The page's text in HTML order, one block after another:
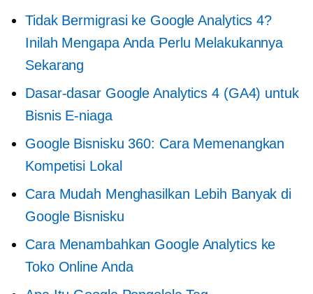
Tidak Bermigrasi ke Google Analytics 4?
Inilah Mengapa Anda Perlu Melakukannya
Sekarang
Dasar-dasar Google Analytics 4 (GA4) untuk
Bisnis E-niaga
Google Bisnisku 360: Cara Memenangkan
Kompetisi Lokal
Cara Mudah Menghasilkan Lebih Banyak di
Google Bisnisku
Cara Menambahkan Google Analytics ke
Toko Online Anda